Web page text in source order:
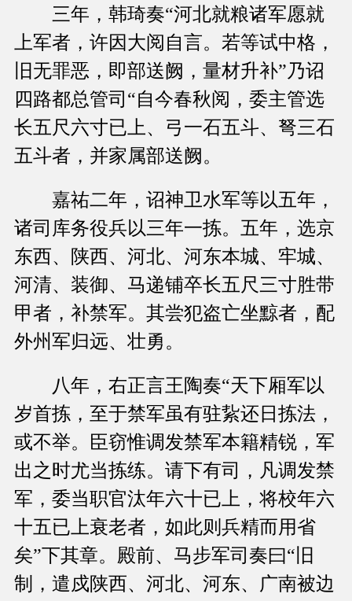
三年，韩琦奏“河北就粮诸军愿就
上军者，许因大阅自言。若等试中格，
旧无罪恶，即部送阙，量材升补”乃诏
四路都总管司“自今春秋阅，委主管选
长五尺六寸已上、弓一石五斗、弩三石
五斗者，并家属部送阙。
嘉祐二年，诏神卫水军等以五年，
诸司库务役兵以三年一拣。五年，选京
东西、陕西、河北、河东本城、牢城、
河清、装御、马递铺卒长五尺三寸胜带
甲者，补禁军。其尝犯盗亡坐黥者，配
外州军归远、壮勇。
八年，右正言王陶奏“天下厢军以
岁首拣，至于禁军虽有驻紥还日拣法，
或不举。臣窃惟调发禁军本籍精锐，军
出之时尤当拣练。请下有司，凡调发禁
军，委当职官汰年六十已上，将校年六
十五已上衰老者，如此则兵精而用省
矣”下其章。殿前、马步军司奏曰“旧
制，遣戍陕西、河北、河东、广南被边